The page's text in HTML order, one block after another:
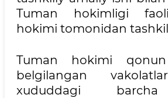
Tuman hokimligi
hokimi tomonidan
Tuman hokimi
belgilangan
xududdagi